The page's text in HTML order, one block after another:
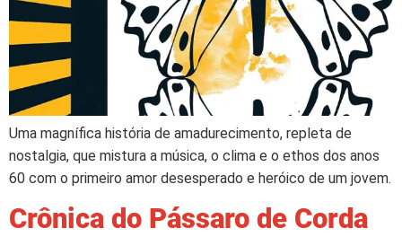
Uma magnífica história de amadurecimento, repleta de
nostalgia, que mistura a música, o clima e o ethos dos anos
60 com o primeiro amor desesperado e heróico de um jovem.
Crônica do Pássaro de Corda